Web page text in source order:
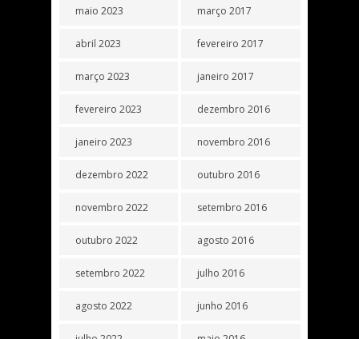
maio 2023
abril 2023
março 2023
fevereiro 2023
janeiro 2023
dezembro 2022
novembro 2022
outubro 2022
setembro 2022
agosto 2022
março 2017
fevereiro 2017
janeiro 2017
dezembro 2016
novembro 2016
outubro 2016
setembro 2016
agosto 2016
julho 2016
junho 2016